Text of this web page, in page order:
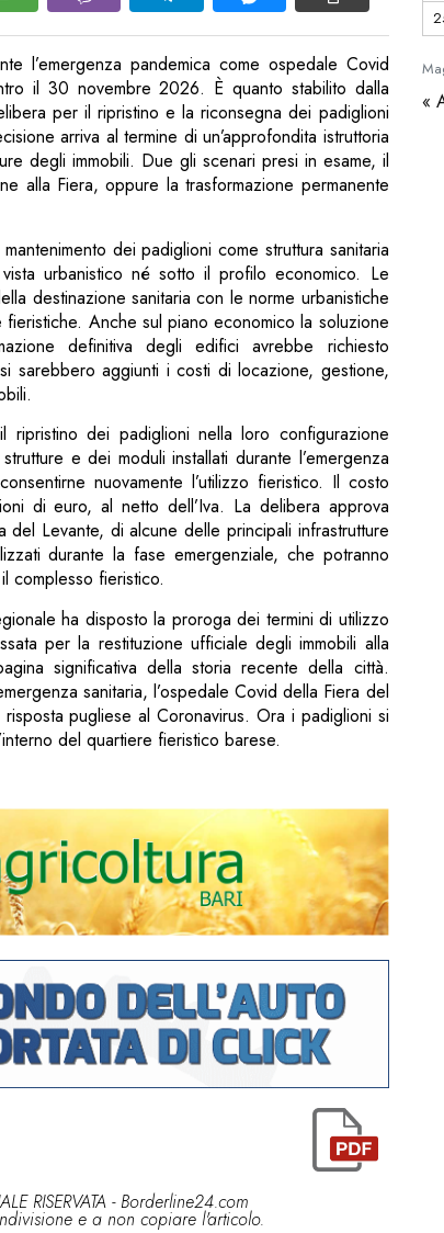
l’emergenza pandemica come ospedale Covid
il 30 novembre 2026. È quanto stabilito dalla
per il ripristino e la riconsegna dei padiglioni
arriva al termine di un’approfondita istruttoria
degli immobili. Due gli scenari presi in esame, il
alla Fiera, oppure la trasformazione permanente
dei padiglioni come struttura sanitaria
urbanistico né sotto il profilo economico. Le
destinazione sanitaria con le norme urbanistiche
Anche sul piano economico la soluzione
definitiva degli edifici avrebbe richiesto
sarebbero aggiunti i costi di locazione, gestione,
dei padiglioni nella loro configurazione
e dei moduli installati durante l’emergenza
nuovamente l’utilizzo fieristico. Il costo
di euro, al netto dell’Iva. La delibera approva
Levante, di alcune delle principali infrastrutture
durante la fase emergenziale, che potranno
complesso fieristico.
ha disposto la proroga dei termini di utilizzo
per la restituzione ufficiale degli immobili alla
significativa della storia recente della città.
sanitaria, l’ospedale Covid della Fiera del
pugliese al Coronavirus. Ora i padiglioni si
del quartiere fieristico barese.
RISERVATA - Borderline24.com
e a non copiare l'articolo.
«